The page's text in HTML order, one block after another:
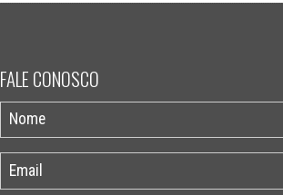
FALE CONOSCO